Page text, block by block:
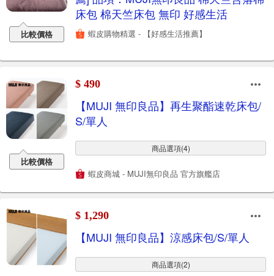
比較價格
床包 棉天竺床包 無印 好感生活
蝦皮購物精選 - 【好感生活推薦】
比較價格
$ 490
【MUJI 無印良品】再生聚酯速乾床包/
S/單人
商品選項(4)
蝦皮商城 - MUJI無印良品 官方旗艦店
$ 1,290
【MUJI 無印良品】涼感床包/S/單人
商品選項(2)